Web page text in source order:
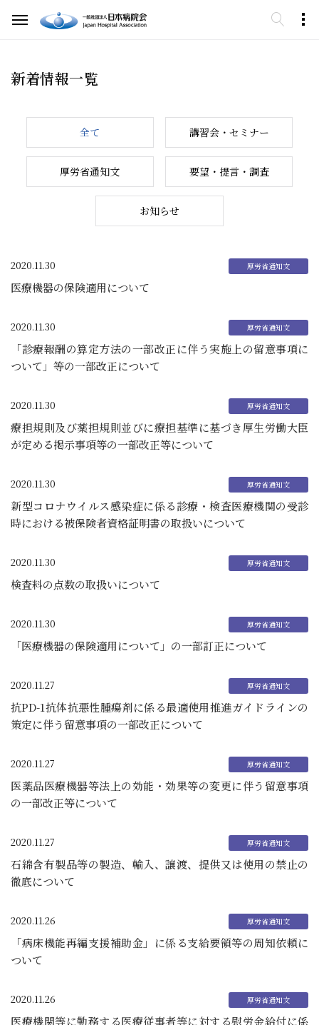
新着情報一覧
全て 講習会・セミナー
厚労省通知文 要望・提言・調査
お知らせ
2020.11.30
医療機器の保険適用について
2020.11.30
「診療報酬の算定方法の一部改正に伴う実施上の留意事項に
ついて」等の一部改正について
2020.11.30
療担規則及び薬担規則並びに療担基準に基づき厚生労働大臣
が定める掲示事項等の一部改正等について
2020.11.30
新型コロナウイルス感染症に係る診療・検査医療機関の受診
時における被保険者資格証明書の取扱いについて
2020.11.30
検査料の点数の取扱いについて
2020.11.30
「医療機器の保険適用について」の一部訂正について
2020.11.27
抗PD-1抗体抗悪性腫瘍剤に係る最適使用推進ガイドラインの
策定に伴う留意事項の一部改正について
2020.11.27
医薬品医療機器等法上の効能・効果等の変更に伴う留意事項
の一部改正等について
2020.11.27
石綿含有製品等の製造、輸入、譲渡、提供又は使用の禁止の
徹底について
2020.11.26
「病床機能再編支援補助金」に係る支給要領等の周知依頼に
ついて
2020.11.26
医療機関等に勤務する医療従事者等に対する慰労金給付に係